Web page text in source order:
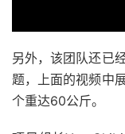
另外，该团队还已
题，上面的视频中
个重达60公斤。